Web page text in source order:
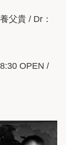
父貴 / Dr：
OPEN /